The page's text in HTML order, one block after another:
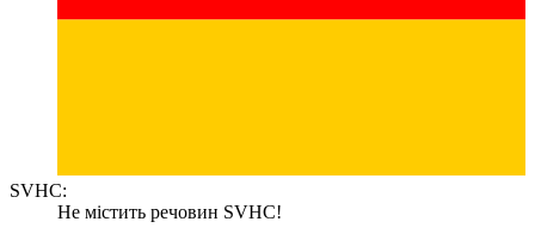
SVHC:
Не містить речовин SVHC!